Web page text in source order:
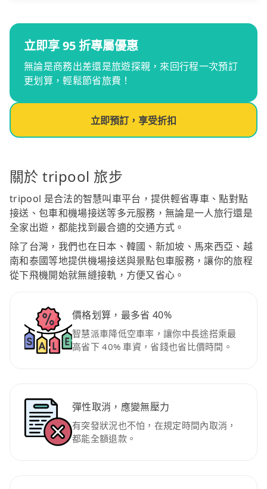
立即享 95 折專屬優惠
無論是商務出差還是旅遊探親，來回行程一次預訂
更划算，輕鬆節省旅費！
立即預訂，享受折扣
關於 tripool 旅步
tripool 是合法的智慧叫車平台，提供輕省專車、點對點
接送、包車和機場接送等多元服務，無論是一人旅行還是
全家出遊，都能找到最合適的交通方式。
除了台灣，我們也在日本、韓國、新加坡、馬來西亞、越
南和泰國等地提供機場接送與景點包車服務，讓你的旅程
從下飛機開始就無縫接軌，方便又省心。
價格划算，最多省 40%
智慧派車降低空車率，讓你中長途搭乘最
高省下 40% 車資，省錢也省比價時間。
彈性取消，應變無壓力
有突發狀況也不怕，在規定時間內取消，
都能全額退款。